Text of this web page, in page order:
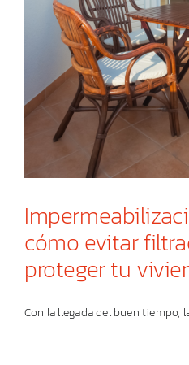
cómo evitar
proteger tu
Con la llegada del buen tiempo,